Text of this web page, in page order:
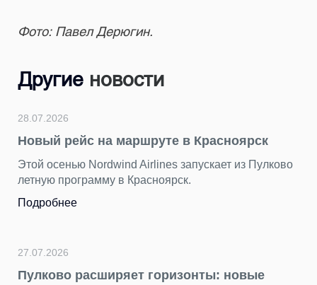
Фото: Павел Дерюгин.
Другие новости
28.07.2026
Новый рейс на маршруте в Красноярск
Этой осенью Nordwind Airlines запускает из Пулково
летную программу в Красноярск.
Подробнее
27.07.2026
Пулково расширяет горизонты: новые